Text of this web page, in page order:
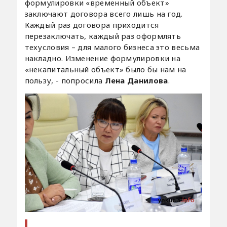
формулировки «временный объект»
заключают договора всего лишь на год.
Каждый раз договора приходится
перезаключать, каждый раз оформлять
техусловия – для малого бизнеса это весьма
накладно. Изменение формулировки на
«некапитальный объект» было бы нам на
пользу, - попросила Лена Данилова.